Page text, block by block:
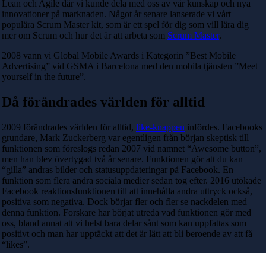
Lean och Agile där vi kunde dela med oss av vår kunskap och nya
innovationer på marknaden. Något år senare lanserade vi vårt
populära Scrum Master kit, som är ett spel för dig som vill lära dig
mer om Scrum och hur det är att arbeta som Scrum Master.
2008 vann vi Global Mobile Awards i Kategorin ”Best Mobile
Advertising” vid GSMA i Barcelona med den mobila tjänsten ”Meet
yourself in the future”.
Då förändrades världen för alltid
2009 förändrades världen för alltid, like-knappen infördes. Facebooks
grundare, Mark Zuckerberg var egentligen från början skeptisk till
funktionen som föreslogs redan 2007 vid namnet “Awesome button”,
men han blev övertygad två år senare. Funktionen gör att du kan
“gilla” andras bilder och statusuppdateringar på Facebook. En
funktion som flera andra sociala medier sedan tog efter. 2016 utökade
Facebook reaktionsfunktionen till att innehålla andra uttryck också,
positiva som negativa. Dock börjar fler och fler se nackdelen med
denna funktion. Forskare har börjat utreda vad funktionen gör med
oss, bland annat att vi helst bara delar sånt som kan uppfattas som
positivt och man har upptäckt att det är lätt att bli beroende av att få
“likes”.